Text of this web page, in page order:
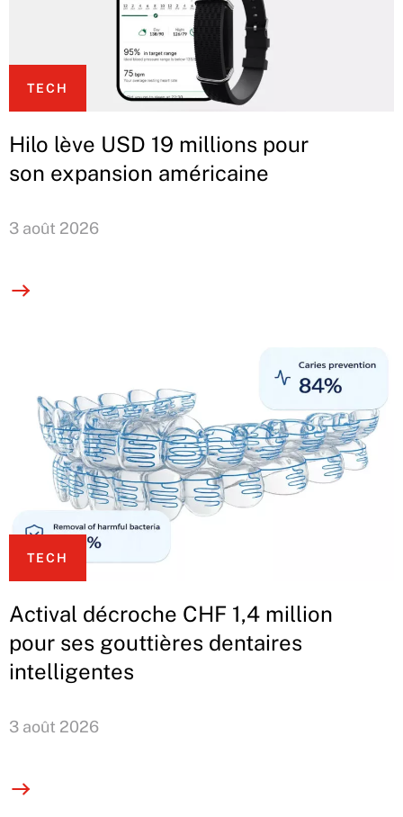
TECH
Hilo lève USD 19 millions pour
son expansion américaine
3 août 2026
TECH
Actival décroche CHF 1,4 million
pour ses gouttières dentaires
intelligentes
3 août 2026